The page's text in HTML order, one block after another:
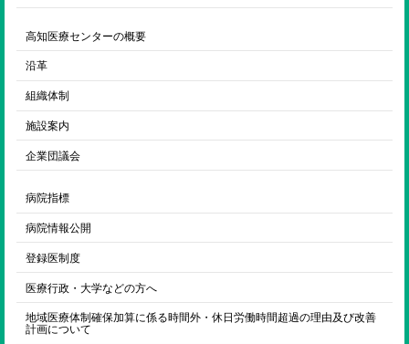
高知医療センターの概要
沿革
組織体制
施設案内
企業団議会
病院指標
病院情報公開
登録医制度
医療行政・大学などの方へ
地域医療体制確保加算に係る時間外・休日労働時間超過の理由及び改善
計画について